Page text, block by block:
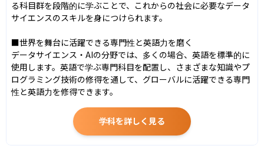
る科目群を段階的に学ぶことで、これからの社会に必要なデータ
サイエンスのスキルを身につけられます。
■世界を舞台に活躍できる専門性と英語力を磨く
データサイエンス・AIの分野では、多くの場合、英語を標準的に
使用します。英語で学ぶ専門科目を配置し、さまざまな知識やプ
ログラミング技術の修得を通して、グローバルに活躍できる専門
性と英語力を修得できます。
学科を詳しく見る